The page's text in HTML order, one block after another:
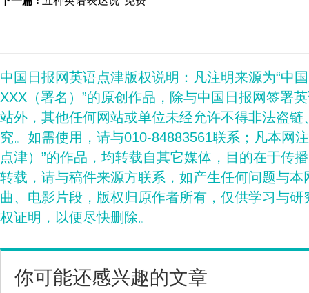
中国日报网英语点津版权说明：凡注明来源为“中
XXX（署名）”的原创作品，除与中国日报网签署
站外，其他任何网站或单位未经允许不得非法盗
究。如需使用，请与010-84883561联系；凡本网
点津）”的作品，均转载自其它媒体，目的在于传
转载，请与稿件来源方联系，如产生任何问题与
曲、电影片段，版权归原作者所有，仅供学习与
权证明，以便尽快删除。
你可能还感兴趣的文章